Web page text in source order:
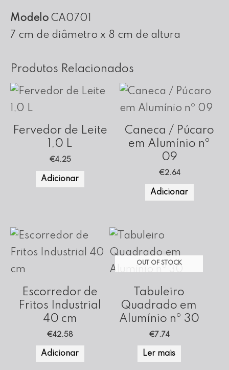
07
Modelo CA0701
7 cm de diâmetro x 8 cm de altura
Produtos Relacionados
Fervedor de Leite
1,0 L
€4.25
Adicionar
Caneca / Púcaro
em Alumínio nº
09
€2.64
Adicionar
Escorredor de
Fritos Industrial
40 cm
€42.58
Adicionar
OUT OF STOCK
Tabuleiro
Quadrado em
Alumínio nº 30
€7.74
Ler mais